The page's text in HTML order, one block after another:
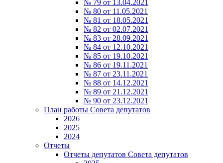
№ 79 от 13.04.2021
№ 80 от 11.05.2021
№ 81 от 18.05.2021
№ 82 от 02.07.2021
№ 83 от 28.09.2021
№ 84 от 12.10.2021
№ 85 от 19.10.2021
№ 86 от 19.11.2021
№ 87 от 23.11.2021
№ 88 от 14.12.2021
№ 89 от 21.12.2021
№ 90 от 23.12.2021
План работы Совета депутатов
2026
2025
2024
Отчеты
Отчеты депутатов Совета депутатов